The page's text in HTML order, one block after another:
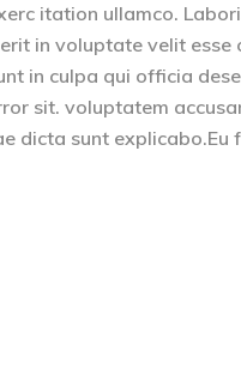
itation ullamco.
in voluptate velit esse
in culpa qui officia
sit. voluptatem
dicta sunt explicabo.Eu